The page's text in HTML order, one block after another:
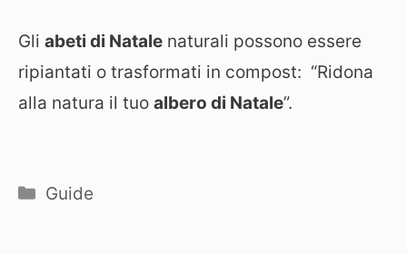
Gli abeti di Natale naturali possono essere
ripiantati o trasformati in compost: “Ridona
alla natura il tuo albero di Natale”.
Categorie
Guide